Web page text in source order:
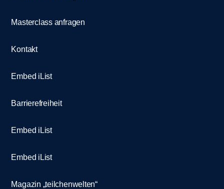
Masterclass anfragen
Kontakt
Embed iList
Barrierefreiheit
Embed iList
Embed iList
Magazin „teilchenwelten“